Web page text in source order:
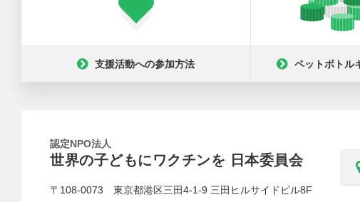
支援活動への参加方法 ペットボトル
認定NPO法人
世界の子どもにワクチンを 日本委員会
〒108-0073 東京都港区三田4-1-9 三田ヒルサイドビル8F